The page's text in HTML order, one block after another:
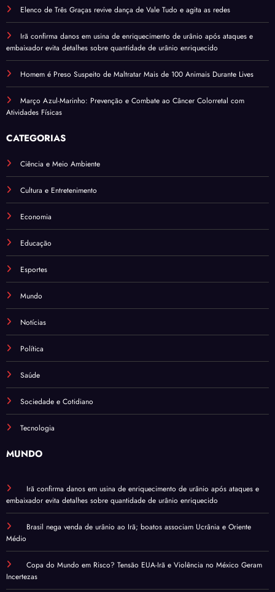
Elenco de Três Graças revive dança de Vale Tudo e agita as redes
Irã confirma danos em usina de enriquecimento de urânio após ataques e
embaixador evita detalhes sobre quantidade de urânio enriquecido
Homem é Preso Suspeito de Maltratar Mais de 100 Animais Durante Lives
Março Azul-Marinho: Prevenção e Combate ao Câncer Colorretal com
Atividades Físicas
CATEGORIAS
Ciência e Meio Ambiente
Cultura e Entretenimento
Economia
Educação
Esportes
Mundo
Notícias
Política
Saúde
Sociedade e Cotidiano
Tecnologia
MUNDO
Irã confirma danos em usina de enriquecimento de urânio após ataques e
embaixador evita detalhes sobre quantidade de urânio enriquecido
Brasil nega venda de urânio ao Irã; boatos associam Ucrânia e Oriente
Médio
Copa do Mundo em Risco? Tensão EUA-Irã e Violência no México Geram
Incertezas